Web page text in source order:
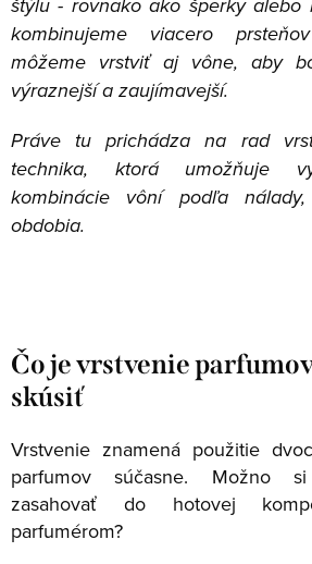
kombinujeme viacero
môžeme vrstviť aj vône, aby
výraznejší a zaujímavejší.
Práve tu prichádza na rad
technika, ktorá umožňuje
kombinácie vôní podľa
obdobia.
Čo je vrstvenie
skúsiť
Vrstvenie znamená použitie
parfumov súčasne. Možno
zasahovať do hotovej
parfumérom?